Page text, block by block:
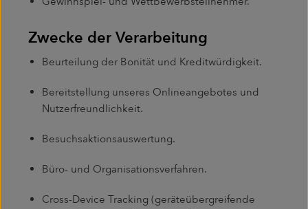
Zwecke der Verarbeitung
Beurteilung der Bonität und Kreditwürdigkeit.
Bereitstellung unseres Onlineangebotes und
Nutzerfreundlichkeit.
Besuchsaktionsauswertung.
Büro- und Organisationsverfahren.
Cross-Device Tracking (geräteübergreifende